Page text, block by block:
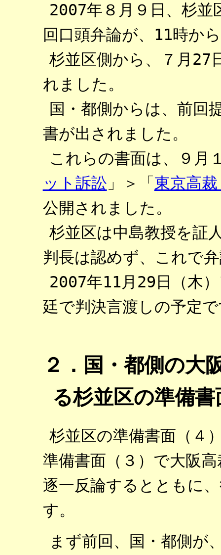
2007年８月９日、杉並
回口頭弁論が、11時か
杉並区側から、７月27
れました。
国・都側からは、前回
書が出されました。
これらの書面は、９月
ット訴訟 」＞「東京高
公開されました。
杉並区は中島教授を証
判長は認めず、これで
2007年11月29日（木
廷で判決言渡しの予定
２．国・都側の大
る杉並区の準備
杉並区の準備書面（４
準備書面（３）で大阪
逐一反論するとともに
す。
まず前回、国・都側が